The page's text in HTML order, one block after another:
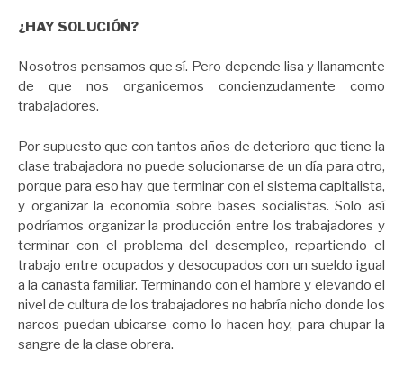
¿HAY SOLUCIÓN?
Nosotros pensamos que sí. Pero depende lisa y llanamente
de que nos organicemos concienzudamente como
trabajadores.
Por supuesto que con tantos años de deterioro que tiene la
clase trabajadora no puede solucionarse de un día para otro,
porque para eso hay que terminar con el sistema capitalista,
y organizar la economía sobre bases socialistas. Solo así
podríamos organizar la producción entre los trabajadores y
terminar con el problema del desempleo, repartiendo el
trabajo entre ocupados y desocupados con un sueldo igual
a la canasta familiar. Terminando con el hambre y elevando el
nivel de cultura de los trabajadores no habría nicho donde los
narcos puedan ubicarse como lo hacen hoy, para chupar la
sangre de la clase obrera.